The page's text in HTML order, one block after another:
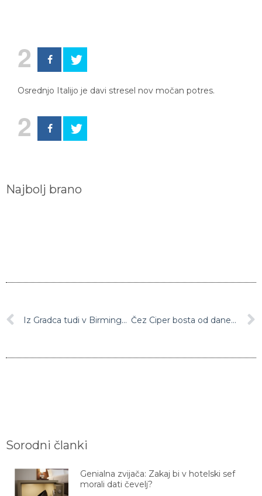
2
Osrednjo Italijo je davi stresel nov močan potres.
2
Najbolj brano
Iz Gradca tudi v Birmingham Čez Ciper bosta od danes naprej tekla dva različna časovna pasova
Sorodni članki
Genialna zvijača: Zakaj bi v hotelski sef
morali dati čevelj?